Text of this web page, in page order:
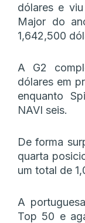
dólares e
Major do
1,642,500
A G2
dólares em
enquanto
NAVI seis.
De forma
quarta
um total de
A
Top 50 e